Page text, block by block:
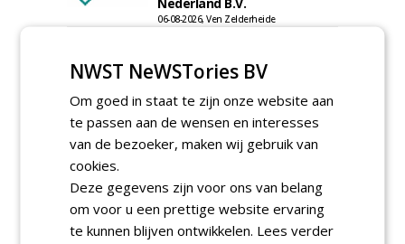
06-08-2026, Ven Zelderheide
Nederland; regio Noord &
regio Zuid
Export Manager bij PERFECT -
Van Wamel (fulltime)
12-06-2026, Dreumel
Proefveldmedewerker/
Chauffeur
landbouwmachines bij DSV
zaden Nederland B.V.
NWST NeWSTories BV
Om goed in staat te zijn onze website aan
te passen aan de wensen en interesses
van de bezoeker, maken wij gebruik van
cookies.
Deze gegevens zijn voor ons van belang
om voor u een prettige website ervaring
te kunnen blijven ontwikkelen. Lees verder